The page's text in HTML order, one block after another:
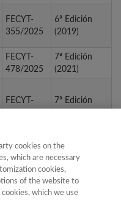
FECYT-
355/2025
6ª Edición
(2019)
FECYT-
478/2025
7ª Edición
(2021)
FECYT-
7ª Edición
FECYT-
4ª Edición
(2014)
cookies on the
which are necessary
cookies,
of the website to
which we use